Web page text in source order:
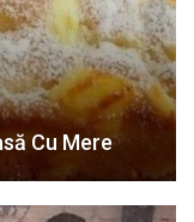
Cu Mere